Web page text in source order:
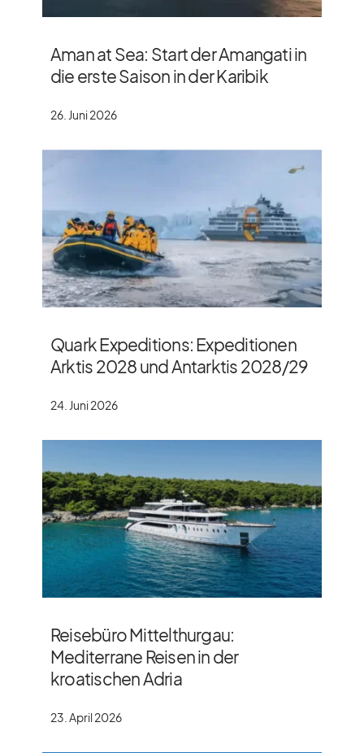
Aman at Sea: Start der Amangati in
die erste Saison in der Karibik
26. Juni 2026
Quark Expeditions: Expeditionen
Arktis 2028 und Antarktis 2028/​29
24. Juni 2026
Reisebüro Mittelthurgau:
Mediterrane Reisen in der
kroatischen Adria
23. April 2026